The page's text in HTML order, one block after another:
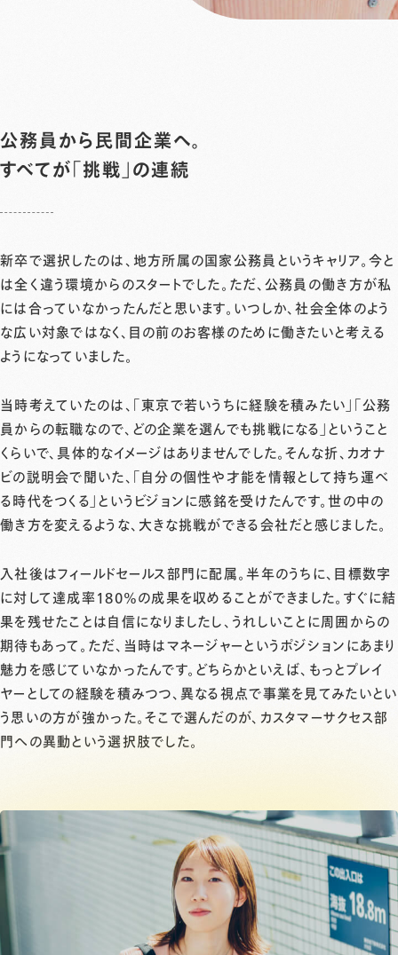
公務員から民間企業へ。
すべてが「挑戦」の連続
新卒で選択したのは、地方所属の国家公務員というキャリア。今と
は全く違う環境からのスタートでした。ただ、公務員の働き方が私
には合っていなかったんだと思います。いつしか、社会全体のよう
な広い対象ではなく、目の前のお客様のために働きたいと考える
ようになっていました。
当時考えていたのは、「東京で若いうちに経験を積みたい」「公務
員からの転職なので、どの企業を選んでも挑戦になる」ということ
くらいで、具体的なイメージはありませんでした。そんな折、カオナ
ビの説明会で聞いた、「自分の個性や才能を情報として持ち運べ
る時代をつくる」というビジョンに感銘を受けたんです。世の中の
働き方を変えるような、大きな挑戦ができる会社だと感じました。
入社後はフィールドセールス部門に配属。半年のうちに、目標数字
に対して達成率180%の成果を収めることができました。すぐに結
果を残せたことは自信になりましたし、うれしいことに周囲からの
期待もあって。ただ、当時はマネージャーというポジションにあまり
魅力を感じていなかったんです。どちらかといえば、もっとプレイ
ヤーとしての経験を積みつつ、異なる視点で事業を見てみたいとい
う思いの方が強かった。そこで選んだのが、カスタマーサクセス部
門への異動という選択肢でした。